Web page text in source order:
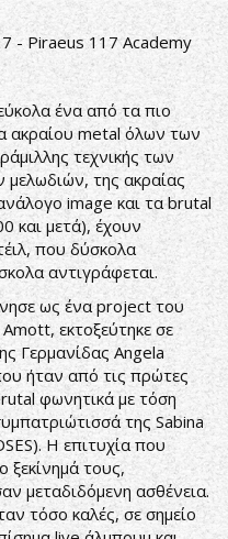
- Piraeus 117 Academy
ένα από τα πιο
ακραίου metal όλων των
τεχνικής των
της ακραίας
image και τα brutal
και μετά), έχουν
που δύσκολα
αντιγράφεται.
ως ένα project του
εκτοξεύτηκε σε
Γερμανίδας Angela
ήταν από τις πρώτες
φωνητικά με τόση
της Sabina
Η επιτυχία που
ξεκίνημά τους,
μεταδιδόμενη ασθένεια.
τόσο καλές, σε σημείο